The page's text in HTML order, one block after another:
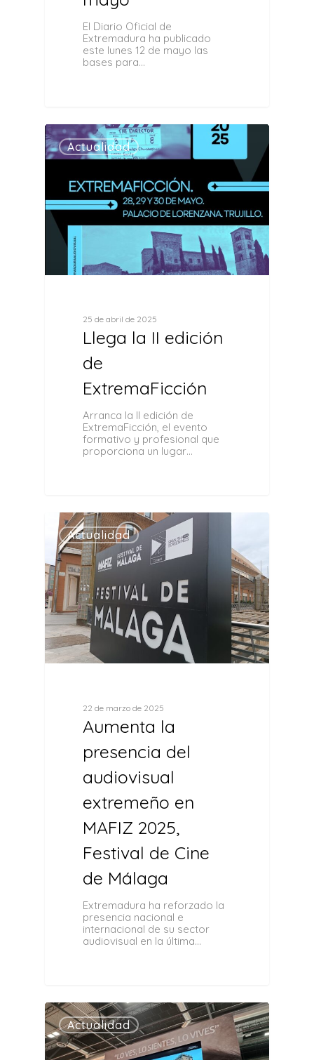
El Diario Oficial de
Extremadura ha publicado
este lunes 12 de mayo las
bases para…
Actualidad
25 de abril de 2025
Llega la II edición
de
ExtremaFicción
Arranca la II edición de
ExtremaFicción, el evento
formativo y profesional que
proporciona un lugar…
Actualidad
22 de marzo de 2025
Aumenta la
presencia del
audiovisual
extremeño en
MAFIZ 2025,
Festival de Cine
de Málaga
Extremadura ha reforzado la
presencia nacional e
internacional de su sector
audiovisual en la última…
0
Actualidad